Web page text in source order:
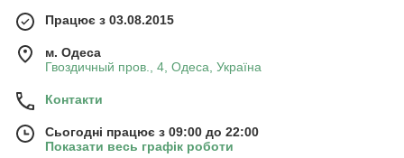
Працює з 03.08.2015
м. Одеса
Гвоздичный пров., 4, Одеса, Україна
Контакти
Сьогодні працює з 09:00 до 22:00
Показати весь графік роботи